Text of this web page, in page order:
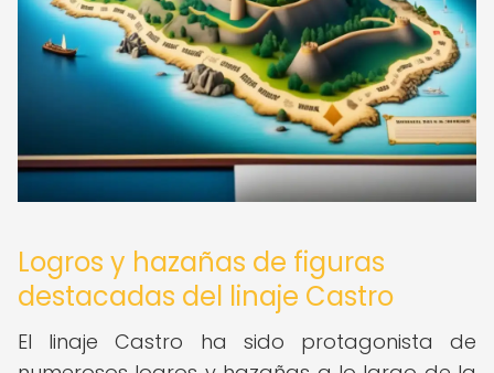
Logros y hazañas de figuras
destacadas del linaje Castro
El linaje Castro ha sido protagonista de